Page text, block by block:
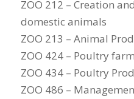
ZOO 212 – Creation
domestic animals
ZOO 213 – Animal
ZOO 424 – Poultry
ZOO 434 – Poultry
ZOO 486 –